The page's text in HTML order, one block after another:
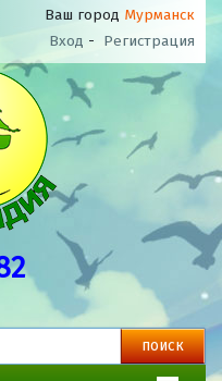
Ваш город Мурманск
Вход - Регистрация